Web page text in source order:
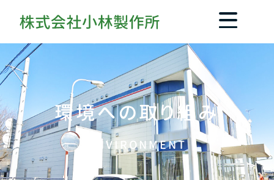
環境への取り組み
ENVIRONMENT